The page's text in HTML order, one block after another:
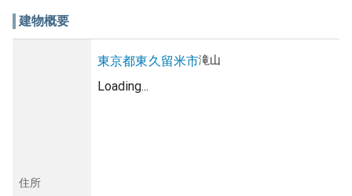
建物概要
住所
東京都東久留米市滝山
Loading...